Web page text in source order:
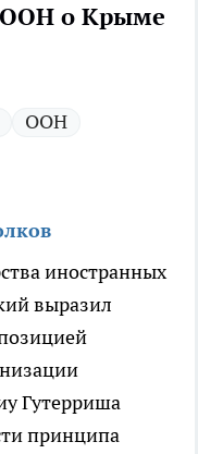
ООН о Крыме
ООН
иностранных
выразил
Гутерриша
принципа